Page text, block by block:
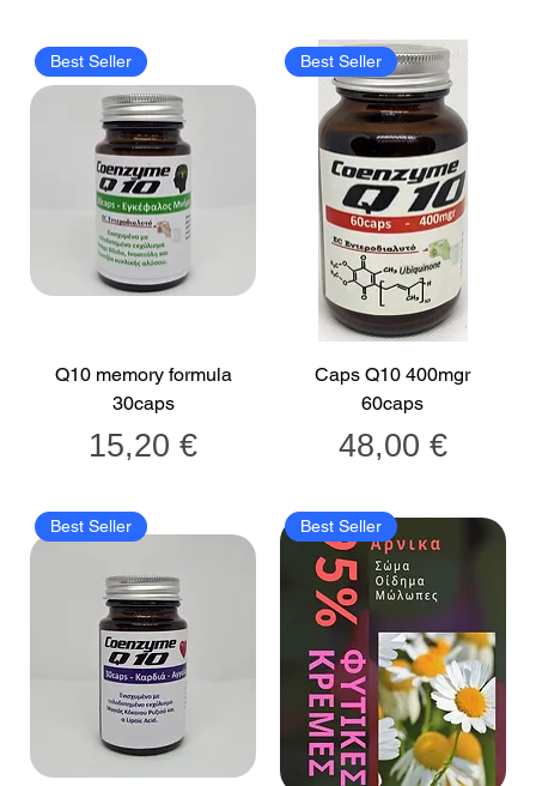
Best Seller
Q10 memory formula
30caps
Τιμή
15,20 €
Best Seller
Caps Q10 400mgr
60caps
Τιμή
48,00 €
Best Seller Best Seller